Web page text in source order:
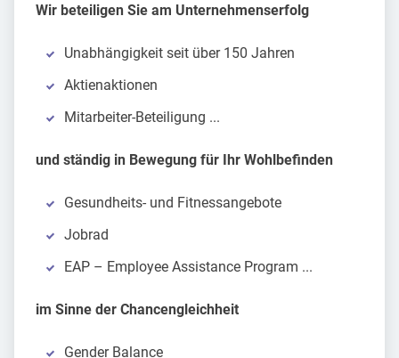
Wir beteiligen Sie am Unternehmenserfolg
Unabhängigkeit seit über 150 Jahren
Aktienaktionen
Mitarbeiter-Beteiligung ...
und ständig in Bewegung für Ihr Wohlbefinden
Gesundheits- und Fitnessangebote
Jobrad
EAP – Employee Assistance Program ...
im Sinne der Chancengleichheit
Gender Balance